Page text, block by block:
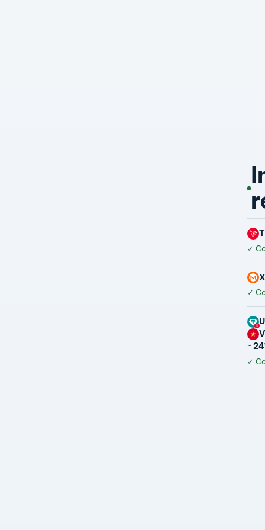
✓
✓
~
✓